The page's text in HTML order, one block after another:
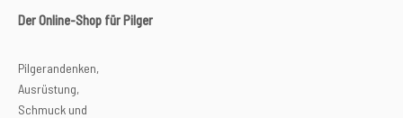
Der Online-Shop für Pilger
Pilgerandenken,
Ausrüstung,
Schmuck und